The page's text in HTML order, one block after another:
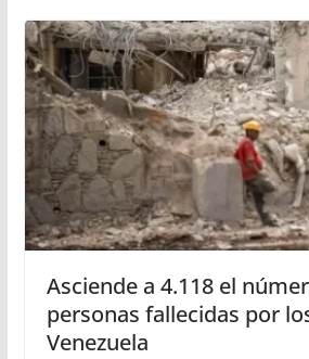
Asciende a 4.118 el
personas fallecidas por
Venezuela